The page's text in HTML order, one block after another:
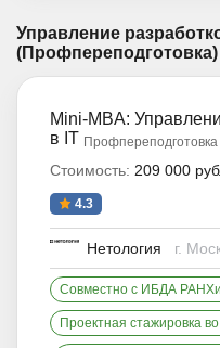
Управление
(Профпереподготовка)
Mini-MBA:
в IT Профпереподготовка
Стоимость: 209 000
4.3
Нетология г.
Совместно с ИБДА
Проектная стажировка